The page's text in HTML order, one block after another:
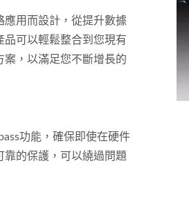
用而設計，從提升數據
可以輕鬆整合到您現有
案，以滿足您不斷增長的
功能，確保即使在硬件
的保護，可以繞過問題